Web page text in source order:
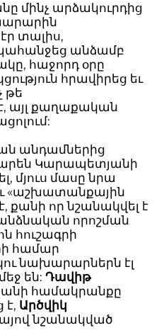
մինչ արձակուրդից
տալիս,
անձամբ
հաջորդ օրը
հրավիրեց եւ
թե
այլ քաղաքական
անդամներից
Կարապետյանի
մյուս մասը նրա
«աշխատանքային
քանի որ նշանակվել է
որոշման
հուշագրի
համար
նախարարներն էլ
են: Դավիթ
համակրանքը
է, Արծվիկ
նշանակված